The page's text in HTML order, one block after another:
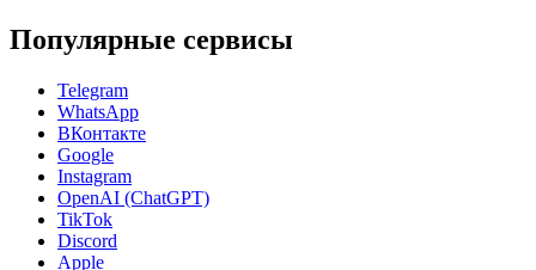
Популярные сервисы
Telegram
WhatsApp
ВКонтакте
Google
Instagram
OpenAI (ChatGPT)
TikTok
Discord
Apple